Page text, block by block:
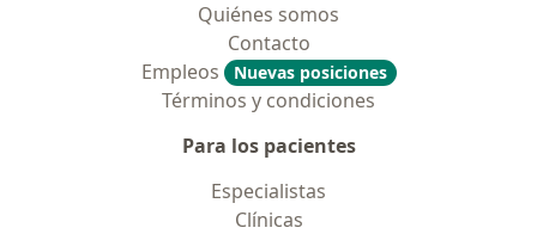
Quiénes somos
Contacto
Empleos
Nuevas posiciones
Términos y condiciones
Para los pacientes
Especialistas
Clínicas